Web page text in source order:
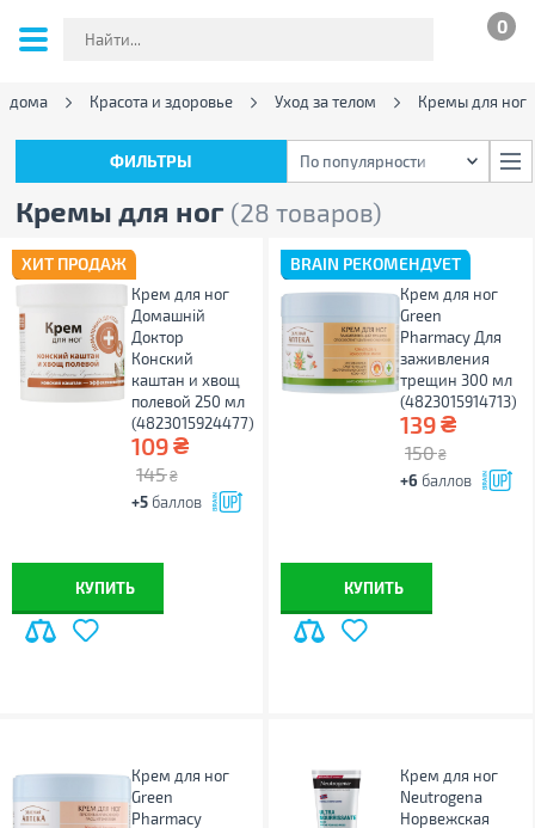
0
дома Красота и здоровье Уход за телом Кремы для ног
Кремы для ног (28 товаров)
ФИЛЬТРЫ По популярности
ХИТ ПРОДАЖ
Крем для ног
Домашній
Доктор
Конский
каштан и хвощ
полевой 250 мл
(4823015924477)
109₴
145 ₴
+5 баллов
КУПИТЬ
BRAIN РЕКОМЕНДУЕТ
Крем для ног
Green
Pharmacy Для
заживления
трещин 300 мл
(4823015914713)
139₴
150 ₴
+6 баллов
КУПИТЬ
Крем для ног
Green
Pharmacy
Крем для ног
Neutrogena
Норвежская
ФИЛЬТРЫ По популярности